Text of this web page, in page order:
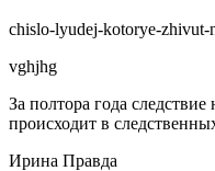
chislo-lyudej-kotorye-zhivut-
vghjhg
За полтора года
происходит в
Ирина Правда